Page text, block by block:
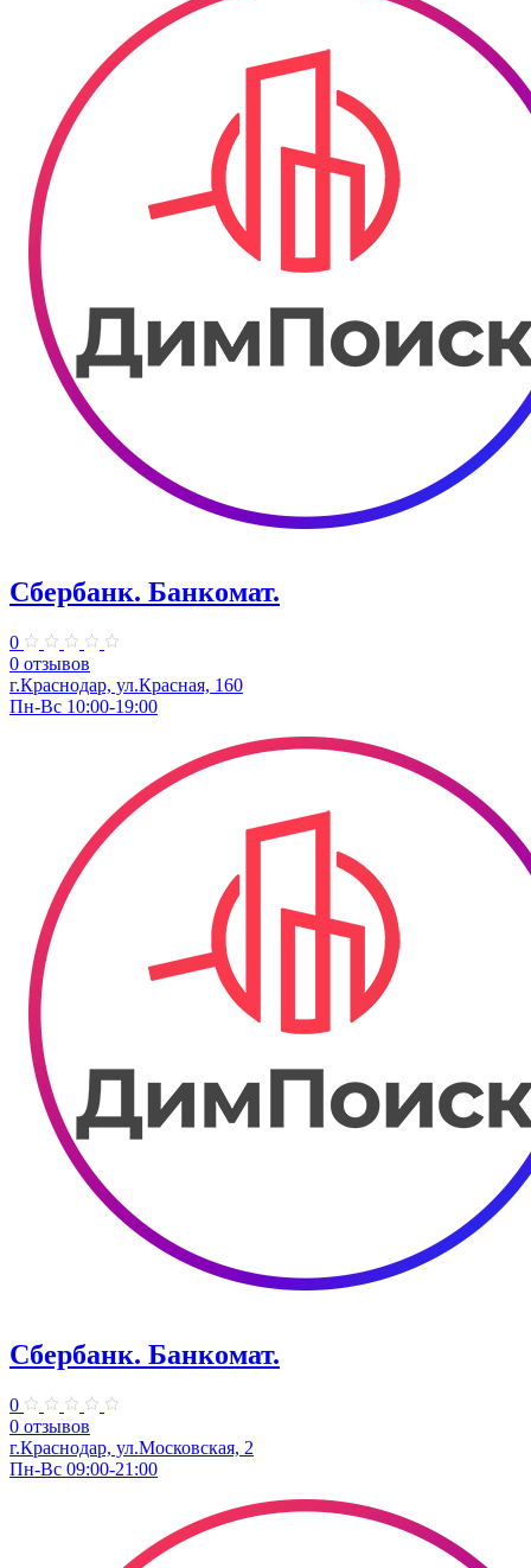
Сбербанк. Банкомат.
0
0 отзывов
г.Краснодар, ул.​Красная, 160
Пн-Вс 10:00-19:00
Сбербанк. Банкомат.
0
0 отзывов
г.Краснодар, ул.​Московская, 2
Пн-Вс 09:00-21:00